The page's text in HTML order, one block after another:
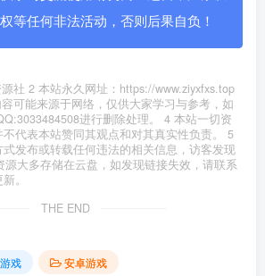
等任何非法活动，否则后果自负！
社 2 本站永久网址：https://www.ziyxfxs.top
可能来源于网络，仅供大家学习与参考，如
进行删除处理。 4 本站一切资
代表本站赞同其观点和对其真实性负责。 5
发布或转载任何违法的相关信息，访客发现
大多存储在云盘，如发现链接失效，请联系
。
THE END
戏
安卓游戏